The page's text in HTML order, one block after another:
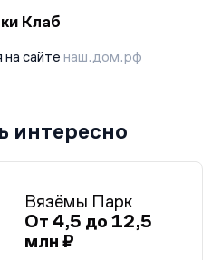
Клаб
сайте наш.дом.рф
интересно
Вязёмы Парк
От 4,5 до 12,5
млн ₽